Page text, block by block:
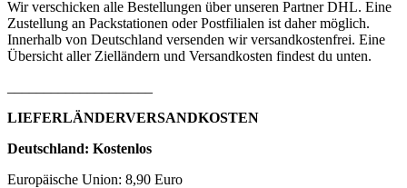
Wir verschicken alle Bestellungen über unseren Partner DHL. Eine
Zustellung an Packstationen oder Postfilialen ist daher möglich.
Innerhalb von Deutschland versenden wir versandkostenfrei. Eine
Übersicht aller Zielländern und Versandkosten findest du unten.
LIEFERLÄNDERVERSANDKOSTEN
Deutschland: Kostenlos
Europäische Union: 8,90 Euro